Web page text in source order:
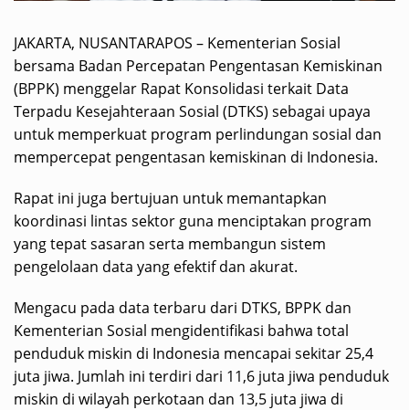
JAKARTA, NUSANTARAPOS – Kementerian Sosial
bersama Badan Percepatan Pengentasan Kemiskinan
(BPPK) menggelar Rapat Konsolidasi terkait Data
Terpadu Kesejahteraan Sosial (DTKS) sebagai upaya
untuk memperkuat program perlindungan sosial dan
mempercepat pengentasan kemiskinan di Indonesia.
Rapat ini juga bertujuan untuk memantapkan
koordinasi lintas sektor guna menciptakan program
yang tepat sasaran serta membangun sistem
pengelolaan data yang efektif dan akurat.
Mengacu pada data terbaru dari DTKS, BPPK dan
Kementerian Sosial mengidentifikasi bahwa total
penduduk miskin di Indonesia mencapai sekitar 25,4
juta jiwa. Jumlah ini terdiri dari 11,6 juta jiwa penduduk
miskin di wilayah perkotaan dan 13,5 juta jiwa di